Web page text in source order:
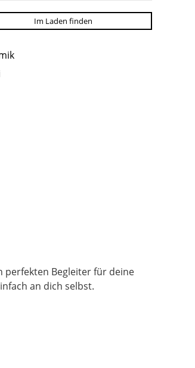
Im Laden finden
perfekten Begleiter für deine
an dich selbst.